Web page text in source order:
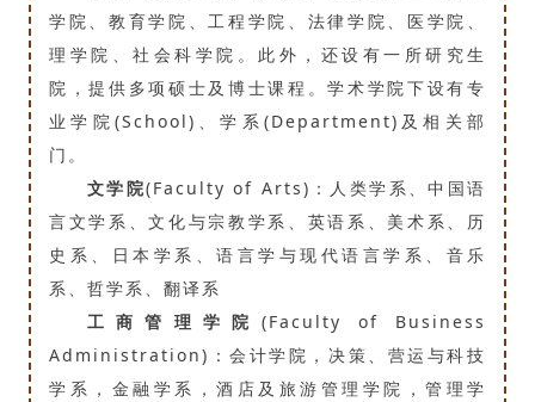
学院、教育学院、工程学院、法律学院、医学院、
理学院、社会科学院。此外，还设有一所研究生
院，提供多项硕士及博士课程。学术学院下设有专
业学院(School)、学系(Department)及相关部
门。
文学院(Faculty of Arts)：人类学系、中国语
言文学系、文化与宗教学系、英语系、美术系、历
史系、日本学系、语言学与现代语言学系、音乐
系、哲学系、翻译系
工商管理学院 (Faculty of Business
Administration)：会计学院，决策、营运与科技
学系，金融学系，酒店及旅游管理学院，管理学